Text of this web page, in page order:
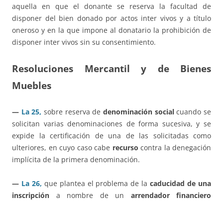
aquella en que el donante se reserva la facultad de
disponer del bien donado por actos inter vivos y a título
oneroso y en la que impone al donatario la prohibición de
disponer inter vivos sin su consentimiento.
Resoluciones Mercantil y de Bienes
Muebles
— La 25, sobre reserva dedenominación socialcuando se
solicitan varias denominaciones de forma sucesiva, y se
expide la certificación de una de las solicitadas como
ulteriores, en cuyo caso cabe recurso contra la denegación
implícita de la primera denominación.
— La 26, que plantea el problema de lacaducidad de una
inscripción a nombre de un arrendador financiero